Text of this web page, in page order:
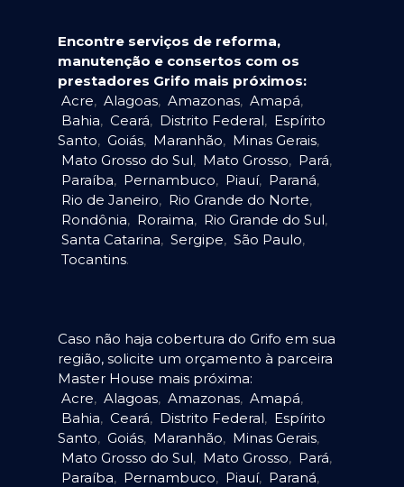
Encontre serviços de reforma,
manutenção e consertos com os
prestadores Grifo mais próximos:
Acre, Alagoas, Amazonas, Amapá,
Bahia, Ceará, Distrito Federal, Espírito
Santo, Goiás, Maranhão, Minas Gerais,
Mato Grosso do Sul, Mato Grosso, Pará,
Paraíba, Pernambuco, Piauí, Paraná,
Rio de Janeiro, Rio Grande do Norte,
Rondônia, Roraima, Rio Grande do Sul,
Santa Catarina, Sergipe, São Paulo,
Tocantins.
Caso não haja cobertura do Grifo em sua
região, solicite um orçamento à parceira
Master House mais próxima:
Acre, Alagoas, Amazonas, Amapá,
Bahia, Ceará, Distrito Federal, Espírito
Santo, Goiás, Maranhão, Minas Gerais,
Mato Grosso do Sul, Mato Grosso, Pará,
Paraíba, Pernambuco, Piauí, Paraná,